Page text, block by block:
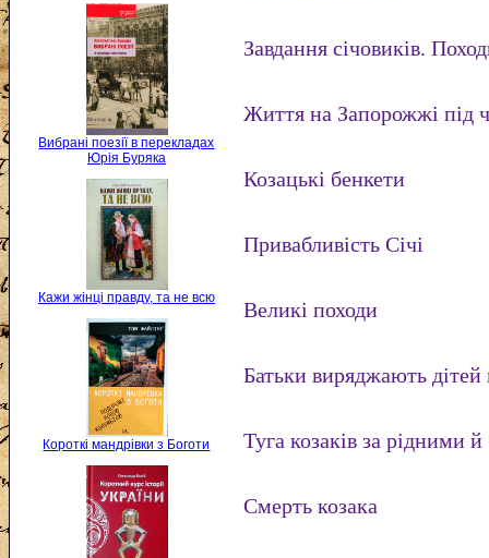
Вибрані поезії в перекладах
Юрія Буряка
Кажи жінці правду, та не всю
Короткі мандрівки з Боготи
Завдання січовиків.
Життя на Запорожжі під
Козацькі бенкети
Привабливість Січі
Великі походи
Батьки виряджають дітей
Туга козаків за рідними
Смерть козака